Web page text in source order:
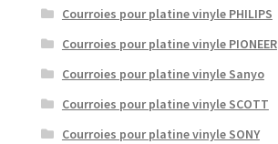
Courroies pour platine vinyle PHILIPS
Courroies pour platine vinyle PIONEER
Courroies pour platine vinyle Sanyo
Courroies pour platine vinyle SCOTT
Courroies pour platine vinyle SONY